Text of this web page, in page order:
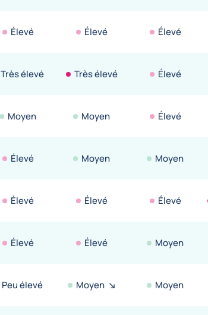
Élevé Élevé Élevé
Très élevé Très élevé Élevé
Moyen Moyen Élevé
Élevé Moyen Moyen
Élevé Élevé Élevé
Élevé Élevé Moyen
Peu élevé Moyen Moyen